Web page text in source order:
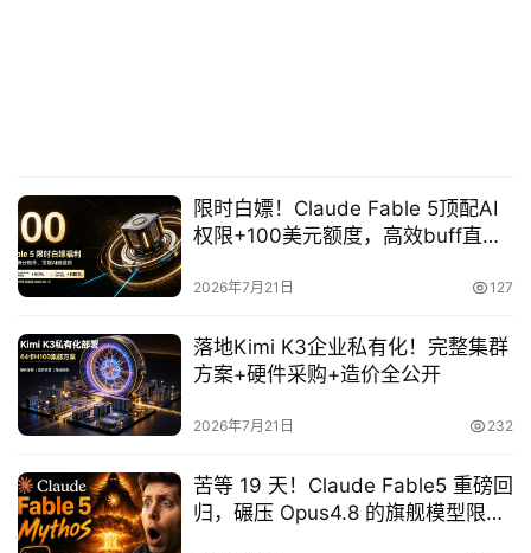
答
吧
产
品
经
理
A
x
登录 注册
限时白嫖！Claude Fable 5顶配AI
权限+100美元额度，高效buff直接
2026年7月21日 127
落地Kimi K3企业私有化！完整集群
方案+硬件采购+造价全公开
2026年7月21日 232
苦等 19 天！Claude Fable5 重磅回
归，碾压 Opus4.8 的旗舰模型限时